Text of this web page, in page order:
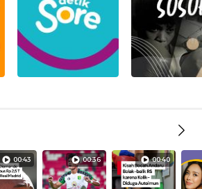
00:43 00:36 00:40